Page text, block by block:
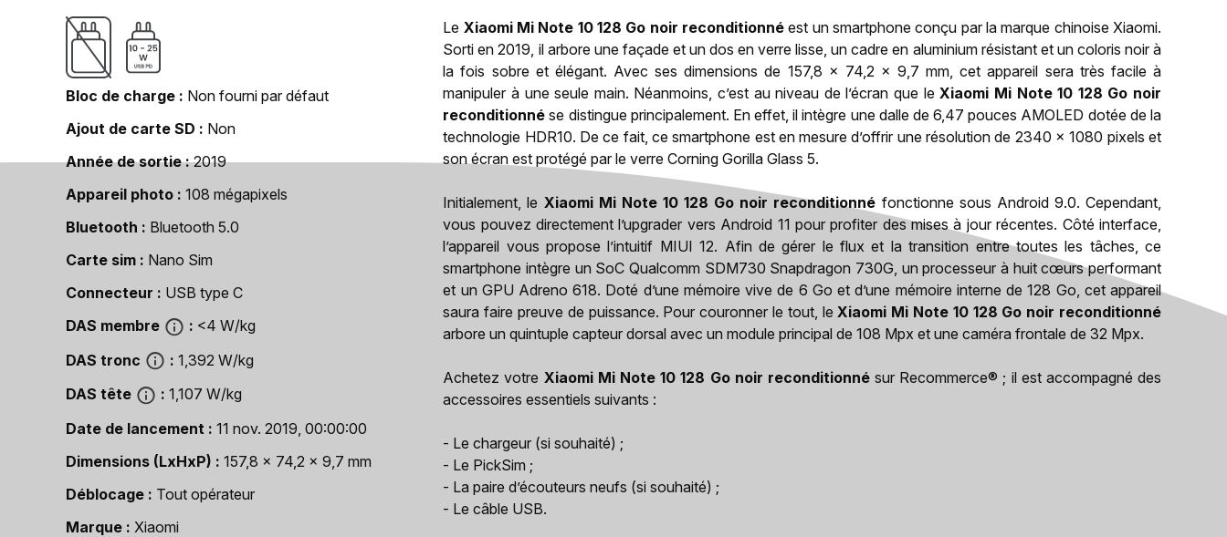
Bloc de charge
Non fourni par défaut
Ajout de carte SD
Non
Année de sortie
2019
Appareil photo
108 mégapixels
Bluetooth
Bluetooth 5.0
Carte sim
Nano Sim
Connecteur
USB type C
DAS membre
<4 W/kg
DAS tronc
1,392 W/kg
DAS tête
1,107 W/kg
Date de lancement
11 nov. 2019, 00:00:00
Dimensions (LxHxP)
157,8 x 74,2 x 9,7 mm
Déblocage
Tout opérateur
Marque
Xiaomi
Le Xiaomi Mi Note 10 128 Go noir reconditionné est un smartphone conçu par la marque chinoise Xiaomi.
Sorti en 2019, il arbore une façade et un dos en verre lisse, un cadre en aluminium résistant et un coloris noir à
la fois sobre et élégant. Avec ses dimensions de 157,8 x 74,2 x 9,7 mm, cet appareil sera très facile à
manipuler à une seule main. Néanmoins, c’est au niveau de l’écran que leXiaomi Mi Note 10 128 Go noir
reconditionné se distingue principalement. En effet, il intègre une dalle de 6,47 pouces AMOLED dotée de la
technologie HDR10. De ce fait, ce smartphone est en mesure d’offrir une résolution de 2340 x 1080 pixels et
son écran est protégé par le verre Corning Gorilla Glass 5.
Initialement, le Xiaomi Mi Note 10 128 Go noir reconditionné fonctionne sous Android 9.0. Cependant,
vous pouvez directement l’upgrader vers Android 11 pour profiter des mises à jour récentes. Côté interface,
l’appareil vous propose l’intuitif MIUI 12. Afin de gérer le flux et la transition entre toutes les tâches, ce
smartphone intègre un SoC Qualcomm SDM730 Snapdragon 730G, un processeur à huit cœurs performant
et un GPU Adreno 618. Doté d’une mémoire vive de 6 Go et d’une mémoire interne de 128 Go, cet appareil
saura faire preuve de puissance. Pour couronner le tout, leXiaomi Mi Note 10 128 Go noir reconditionné
arbore un quintuple capteur dorsal avec un module principal de 108 Mpx et une caméra frontale de 32 Mpx.
Achetez votre Xiaomi Mi Note 10 128 Go noir reconditionnésur Recommerce® ; il est accompagné des
accessoires essentiels suivants :
- Le chargeur (si souhaité) ;
- Le PickSim ;
- La paire d’écouteurs neufs (si souhaité) ;
- Le câble USB.